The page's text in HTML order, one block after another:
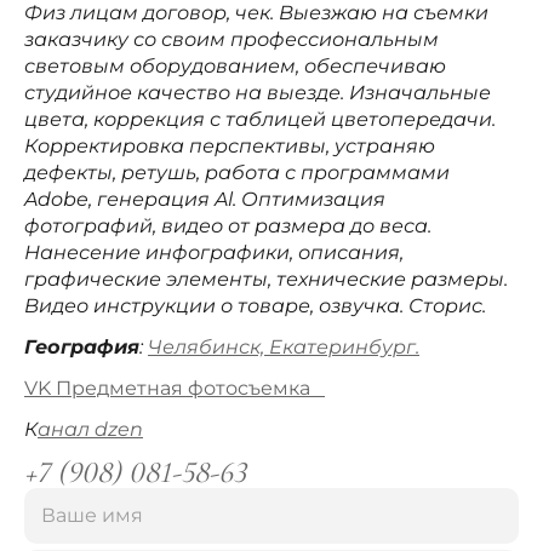
Физ лицам договор, чек. Выезжаю на съемки
заказчику со своим профессиональным
световым оборудованием, обеспечиваю
студийное качество на выезде. Изначальные
цвета, коррекция с таблицей цветопередачи.
Корректировка перспективы, устраняю
дефекты, ретушь, работа с программами
Adobe, генерация Al. Оптимизация
фотографий, видео от размера до веса.
Нанесение инфографики, описания,
графические элементы, технические размеры.
Видео инструкции о товаре, озвучка. Сторис.
География: Челябинск, Екатеринбург.
VK Предметная фотосъемка
Канал dzen
+7 (908) 081-58-63